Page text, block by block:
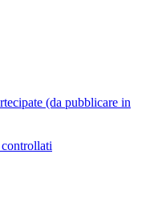
(da pubblicare in